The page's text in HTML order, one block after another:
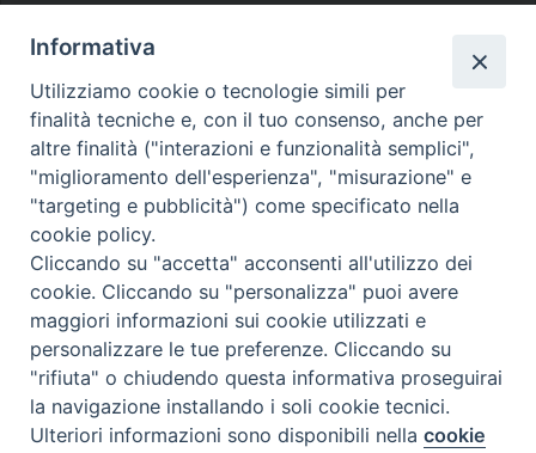
Diocesi di Melfi Rapolla Venosa
• Largo Duomo, 12 - 85025 MELFI (PZ) •
Tel. 0972238604
PEC ufficiale della Diocesi:
diocesi.melfi_rapolla_venosa@legalmail.it
Preferenze Cookie
Informativa
Utilizziamo cookie o tecnologie simili per
finalità tecniche e, con il tuo consenso, anche per
altre finalità ("interazioni e funzionalità semplici",
"miglioramento dell'esperienza", "misurazione" e
"targeting e pubblicità") come specificato nella
cookie policy.
Cliccando su "accetta" acconsenti all'utilizzo dei
cookie. Cliccando su "personalizza" puoi avere
maggiori informazioni sui cookie utilizzati e
personalizzare le tue preferenze. Cliccando su
"rifiuta" o chiudendo questa informativa proseguirai
la navigazione installando i soli cookie tecnici.
Ulteriori informazioni sono disponibili nellacookie